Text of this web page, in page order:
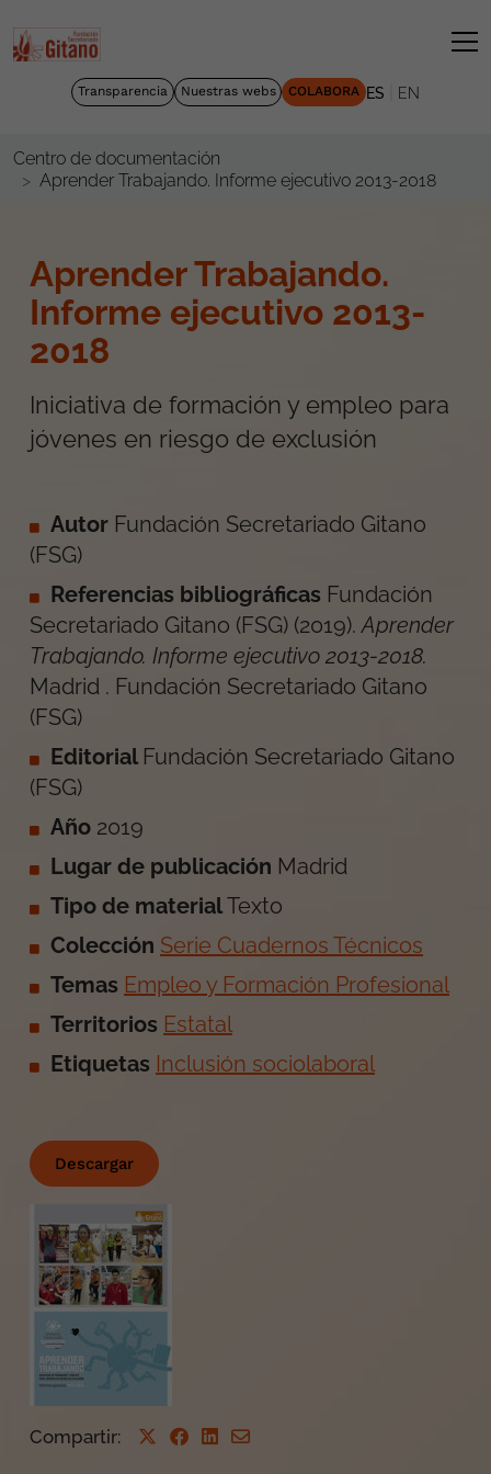
Transparencia Nuestras webs COLABORA ES EN
Centro de documentación
Aprender Trabajando. Informe ejecutivo 2013-2018
Aprender Trabajando.
Informe ejecutivo 2013-
2018
Iniciativa de formación y empleo para
jóvenes en riesgo de exclusión
Autor Fundación Secretariado Gitano
(FSG)
Referencias bibliográficas Fundación
Secretariado Gitano (FSG) (2019).Aprender
Trabajando. Informe ejecutivo 2013-2018.
Madrid . Fundación Secretariado Gitano
(FSG)
Editorial Fundación Secretariado Gitano
(FSG)
Año 2019
Lugar de publicación Madrid
Tipo de material Texto
Colección Serie Cuadernos Técnicos
Temas Empleo y Formación Profesional
Territorios Estatal
Etiquetas Inclusión sociolaboral
Descargar
Compartir: